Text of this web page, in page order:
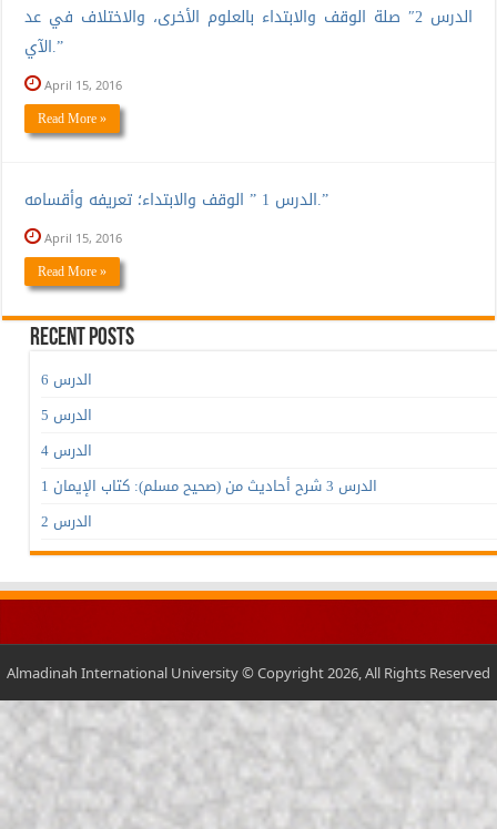
الدرس 2″ صلة الوقف والابتداء بالعلوم الأخرى، والاختلاف في عد
الآي.”
April 15, 2016
Read More »
الدرس 1 ” الوقف والابتداء؛ تعريفه وأقسامه.”
April 15, 2016
Read More »
Recent Posts
الدرس 6
الدرس 5
الدرس 4
الدرس 3 شرح أحاديث من (صحيح مسلم): كتاب الإيمان 1
الدرس 2
Almadinah International University © Copyright 2026, All Rights Reserved